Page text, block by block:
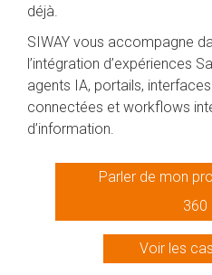
déjà.
SIWAY vous accompagne
l’intégration d’expériences
agents IA, portails,
connectées et workflows
d’information.
Parler de mon
360
Voir les